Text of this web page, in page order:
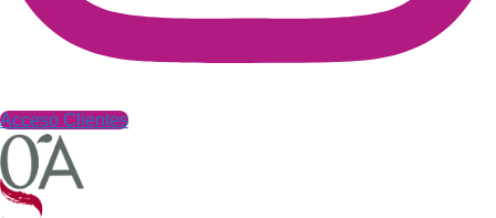
Acceso Clientes